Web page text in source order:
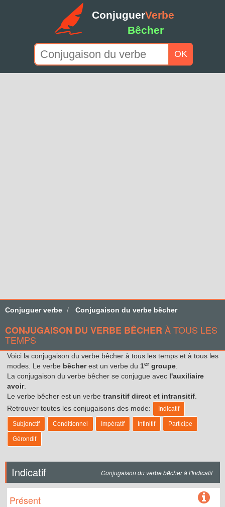
ConjuguerVerbe
Bêcher
OK
Conjuguer verbe Conjugaison du verbe bêcher
CONJUGAISON DU VERBE BÊCHER À TOUS LES
TEMPS
Voici la conjugaison du verbe bêcher à tous les temps et à tous les
modes. Le verbe bêcherest un verbe du 1er groupe
La conjugaison du verbe bêcher se conjugue avec l'auxiliaire
avoir.
Le verbe bêcher est un verbe transitif direct et intransitif
Retrouver toutes les conjugaisons des mode:
Indicatif
Subjonctif Conditionnel Impératif Infinitif Participe
Gérondif
Indicatif Conjugaison du verbe bêcher à l'Indicatif
Présent